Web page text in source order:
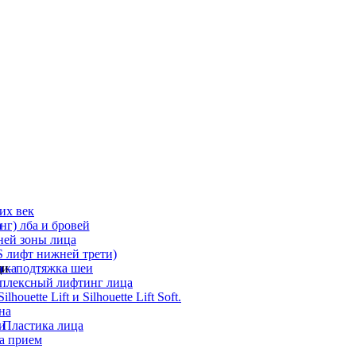
век
лба и бровей
зоны лица
лифт нижней трети)
– подтяжка шеи
лифтинг лица
Lift и Silhouette Lift Soft.
лица
прием